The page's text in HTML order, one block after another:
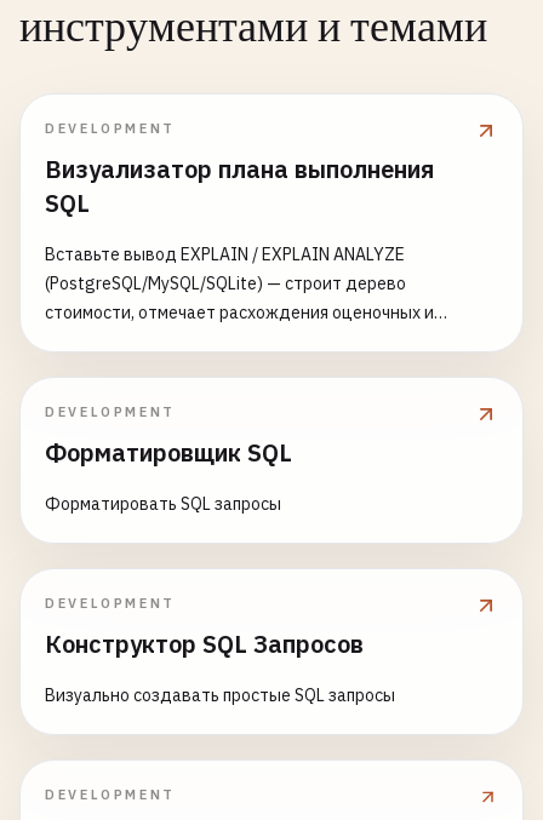
инструментами и темами
DEVELOPMENT
Визуализатор плана выполнения
SQL
Вставьте вывод EXPLAIN / EXPLAIN ANALYZE
(PostgreSQL/MySQL/SQLite) — строит дерево
стоимости, отмечает расхождения оценочных и
DEVELOPMENT
Форматировщик SQL
Форматировать SQL запросы
DEVELOPMENT
Конструктор SQL Запросов
Визуально создавать простые SQL запросы
DEVELOPMENT